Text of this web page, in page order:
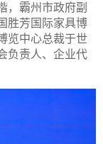
，霸州市政府副
胜芳国际家具博
览中心总裁于世
负责人、企业代